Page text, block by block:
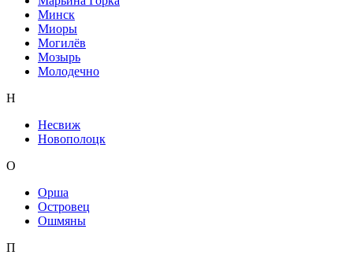
Минск
Миоры
Могилёв
Мозырь
Молодечно
Н
Несвиж
Новополоцк
О
Орша
Островец
Ошмяны
П